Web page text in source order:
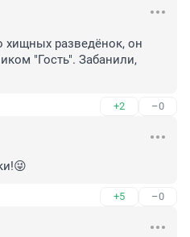
разведёнок, он
"Гость". Забанили,
+2 –0
+5 –0